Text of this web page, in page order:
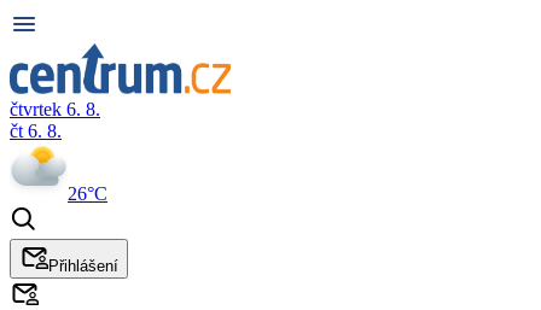
čtvrtek 6. 8.
čt 6. 8.
26°C
Přihlášení